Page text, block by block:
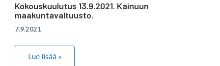
Kokouskuulutus 13.9.2021. Kainuun
maakuntavaltuusto.
7.9.2021
Lue lisää »